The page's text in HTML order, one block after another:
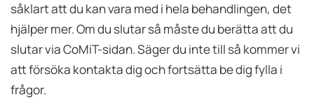
såklart att du kan vara med i hela behandlingen, det
hjälper mer. Om du slutar så måste du berätta att du
slutar via CoMiT-sidan. Säger du inte till så kommer vi
att försöka kontakta dig och fortsätta be dig fylla i
frågor.